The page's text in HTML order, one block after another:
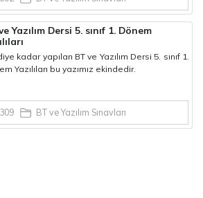
Yazılım Dersi 5. sınıf 1. Dönem
kadar yapılan BT ve Yazılım Dersi 5. sınıf 1.
Yazılıları bu yazımız ekindedir.
BT ve Yazılım Sınavları